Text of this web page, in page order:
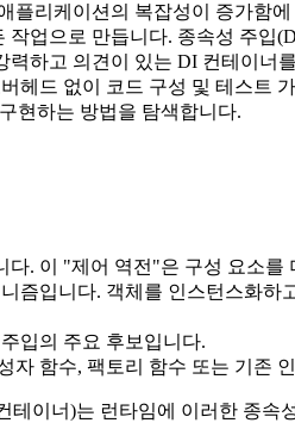
리케이션의 복잡성이 증가함
업으로 만듭니다. 종속성 주입
하고 의견이 있는 DI 컨테이너
드 없이 코드 구성 및 테스트
현하는 방법을 탐색합니다.
. 이 "제어 역전"은 구성 요소를
입니다. 객체를 인스턴스화하
입의 주요 후보입니다.
자 함수, 팩토리 함수 또는 기존
이너)는 런타임에 이러한 종속